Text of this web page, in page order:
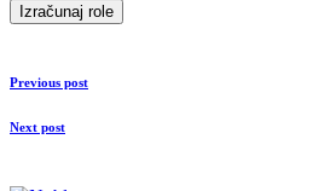
Izračunaj role
Previous post
Next post